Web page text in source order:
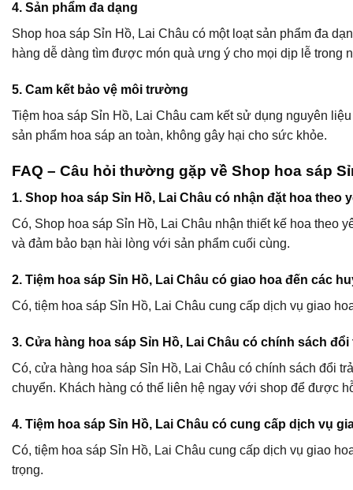
4. Sản phẩm đa dạng
Shop hoa sáp Sỉn Hồ, Lai Châu có một loạt sản phẩm đa
hàng dễ dàng tìm được món quà ưng ý cho mọi dịp lễ trong
5. Cam kết bảo vệ môi trường
Tiệm hoa sáp Sỉn Hồ, Lai Châu cam kết sử dụng nguyên
sản phẩm hoa sáp an toàn, không gây hại cho sức khỏe.
FAQ – Câu hỏi thường gặp về Shop hoa sáp
1. Shop hoa sáp Sỉn Hồ, Lai Châu có nhận đặt hoa theo
Có, Shop hoa sáp Sỉn Hồ, Lai Châu nhận thiết kế hoa theo
và đảm bảo bạn hài lòng với sản phẩm cuối cùng.
2. Tiệm hoa sáp Sỉn Hồ, Lai Châu có giao hoa đến các
Có, tiệm hoa sáp Sỉn Hồ, Lai Châu cung cấp dịch vụ giao
3. Cửa hàng hoa sáp Sỉn Hồ, Lai Châu có chính sách
Có, cửa hàng hoa sáp Sỉn Hồ, Lai Châu có chính sách đổi
chuyển. Khách hàng có thể liên hệ ngay với shop để được
4. Tiệm hoa sáp Sỉn Hồ, Lai Châu có cung cấp dịch vụ
Có, tiệm hoa sáp Sỉn Hồ, Lai Châu cung cấp dịch vụ giao
trọng.